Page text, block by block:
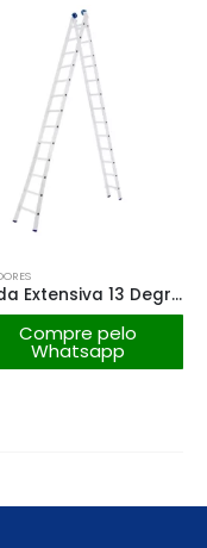
Escada Extensiva 13 Degraus Mor
Compre pelo
Whatsapp